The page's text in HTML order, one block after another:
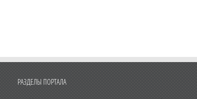
РАЗДЕЛЫ ПОРТАЛА